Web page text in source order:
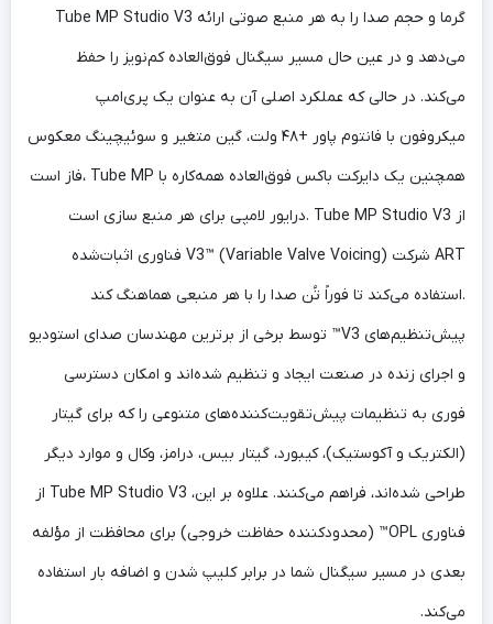
Tube MP Studio V3 گرما و حجم صدا را به هر منبع صوتی ارائه
می‌دهد و در عین حال مسیر سیگنال فوق‌العاده کم‌نویز را حفظ
می‌کند. در حالی که عملکرد اصلی آن به عنوان یک پری‌امپ
میکروفون با فانتوم پاور +۴۸ ولت، گین متغیر و سوئیچینگ معکوس
فاز است، Tube MP همچنین یک دایرکت باکس فوق‌العاده همه‌کاره با
درایور لامپی برای هر منبع سازی است. Tube MP Studio V3 از
فناوری اثبات‌شده V3™ (Variable Valve Voicing) شرکت ART
استفاده می‌کند تا فوراً تُن صدا را با هر منبعی هماهنگ کند.
پیش‌تنظیم‌های V3™ توسط برخی از برترین مهندسان صدای استودیو
و اجرای زنده در صنعت ایجاد و تنظیم شده‌اند و امکان دسترسی
فوری به تنظیمات پیش‌تقویت‌کننده‌های متنوعی را که برای گیتار
(الکتریک و آکوستیک)، کیبورد، گیتار بیس، درامز، وکال و موارد دیگر
طراحی شده‌اند، فراهم می‌کنند. علاوه بر این، Tube MP Studio V3 از
فناوری OPL™ (محدودکننده حفاظت خروجی) برای محافظت از مؤلفه
بعدی در مسیر سیگنال شما در برابر کلیپ شدن و اضافه بار استفاده
می‌کند.